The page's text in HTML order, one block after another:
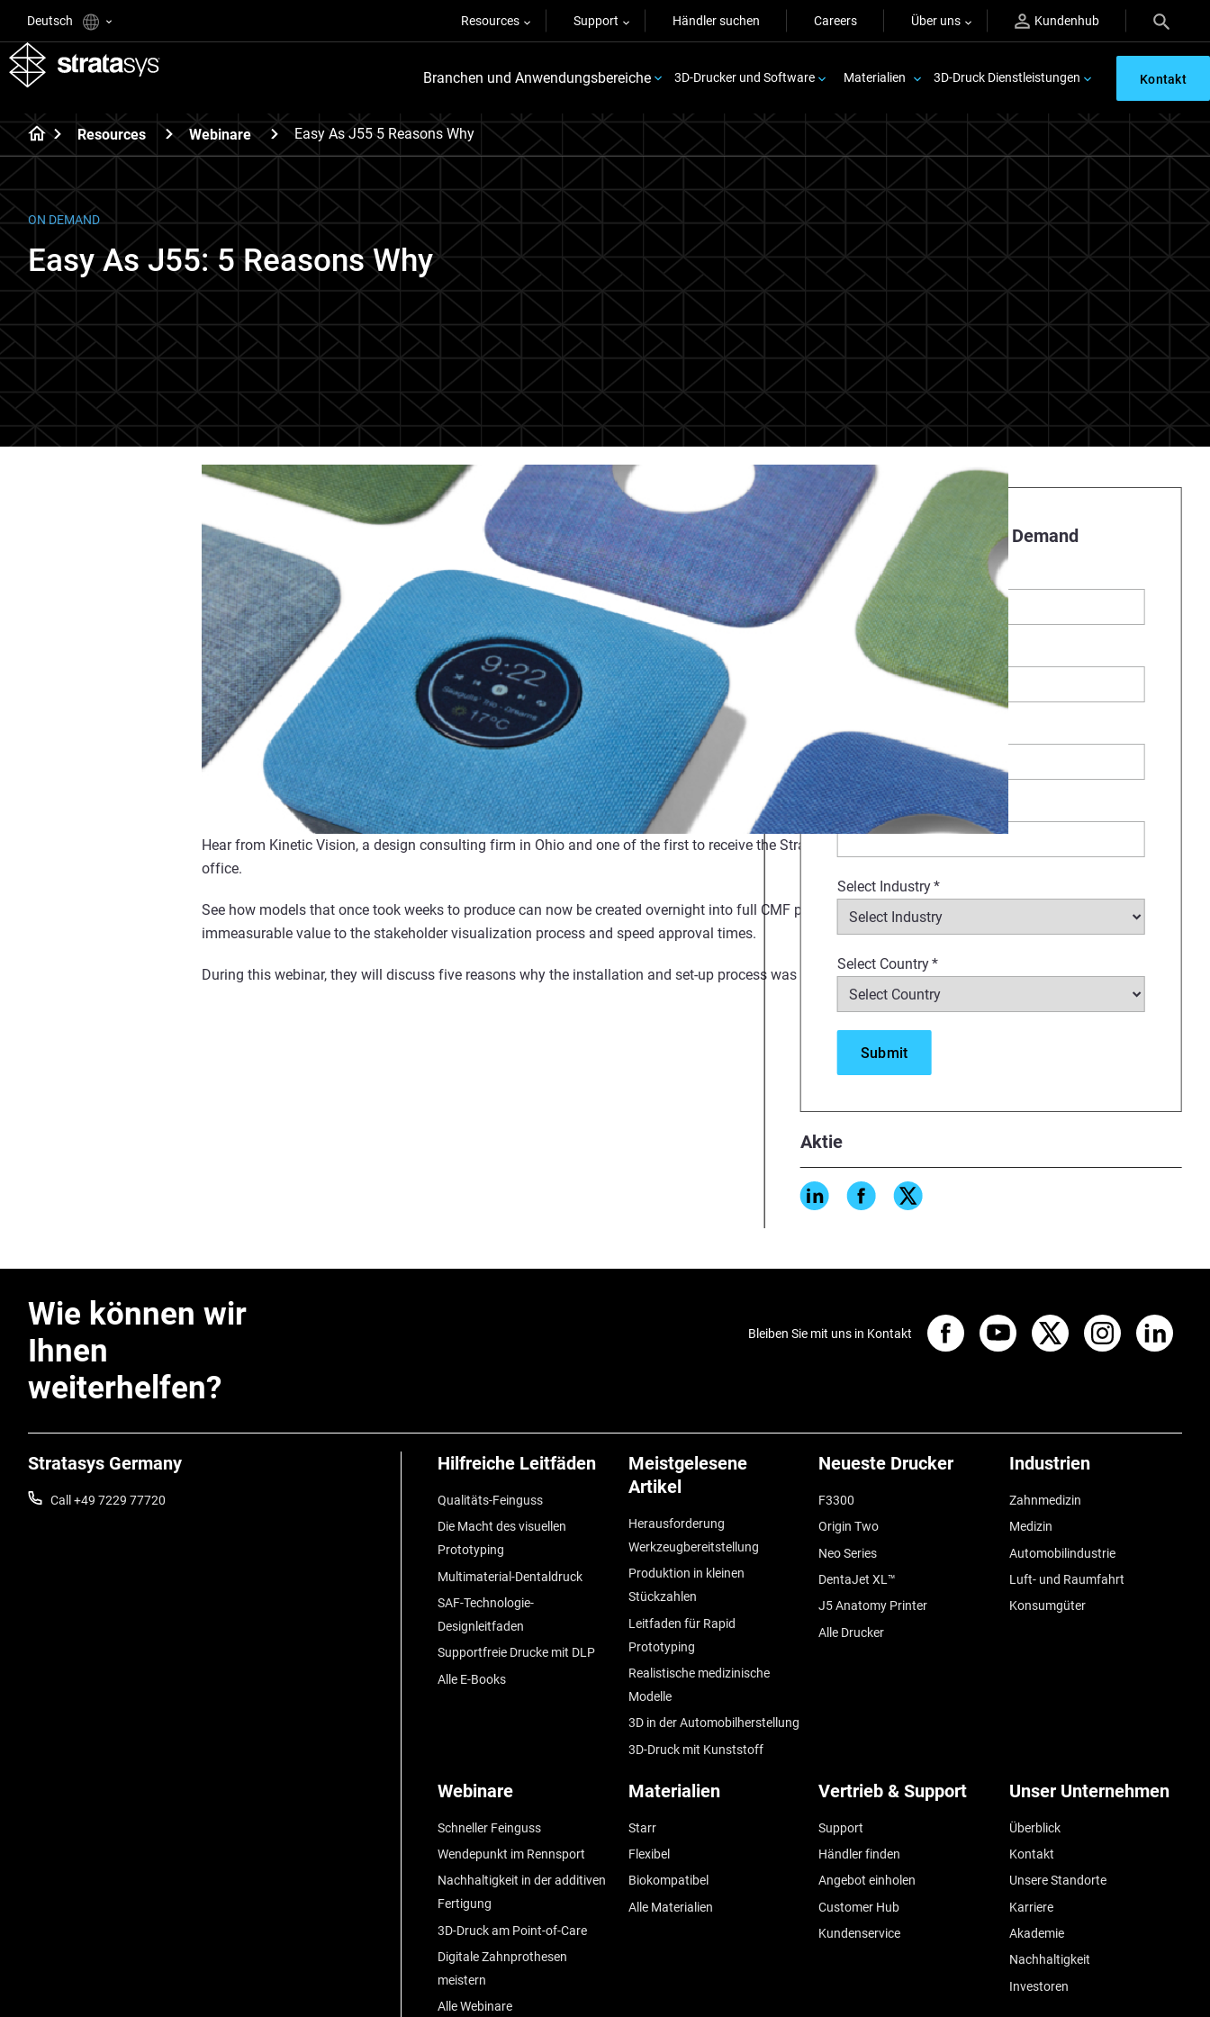
Deutsch Resources Support Händler suchen Careers Über uns Kundenhub
Branchen und Anwendungsbereiche 3D-Drucker und Software Materialien 3D-Druck Dienstleistungen Kontakt
Resources Webinare Easy As J55 5 Reasons Why
ON DEMAND
Easy As J55: 5 Reasons Why
Register to Watch On Demand
First Name *
Last Name*
Business Email
Company Name*
Select Industry*
Select Country*
Aktie
Hear from Kinetic Vision, a design consulting firm in Ohio and one of the first to receive the Stratasys J55 3D printer in their
office.
See how models that once took weeks to produce can now be created overnight into full CMF prototypes that add
immeasurable value to the stakeholder visualization process and speed approval times.
During this webinar, they will discuss five reasons why the installation and set-up process was quick, easy, and flexible.
Wie können wir
Ihnen
weiterhelfen?
Stratasys Germany
Call +49 7229 77720
Hilfreiche Leitfäden
Qualitäts-Feinguss
Die Macht des visuellen
Prototyping
Multimaterial-Dentaldruck
SAF-Technologie-
Designleitfaden
Supportfreie Drucke mit DLP
Alle E-Books
Meistgelesene
Artikel
Herausforderung
Werkzeugbereitstellung
Produktion in kleinen
Stückzahlen
Leitfaden für Rapid
Prototyping
Realistische medizinische
Modelle
3D in der Automobilherstellung
3D-Druck mit Kunststoff
Neueste Drucker
F3300
Origin Two
Neo Series
DentaJet XL™
J5 Anatomy Printer
Alle Drucker
Industrien
Zahnmedizin
Medizin
Automobilindustrie
Luft- und Raumfahrt
Konsumgüter
Webinare
Schneller Feinguss
Wendepunkt im Rennsport
Nachhaltigkeit in der additiven
Fertigung
3D-Druck am Point-of-Care
Digitale Zahnprothesen
meistern
Alle Webinare
Materialien
Starr
Flexibel
Biokompatibel
Alle Materialien
Vertrieb & Support
Support
Händler finden
Angebot einholen
Customer Hub
Kundenservice
Unser Unternehmen
Überblick
Kontakt
Unsere Standorte
Karriere
Akademie
Nachhaltigkeit
Investoren
Bleiben Sie mit uns in Kontakt